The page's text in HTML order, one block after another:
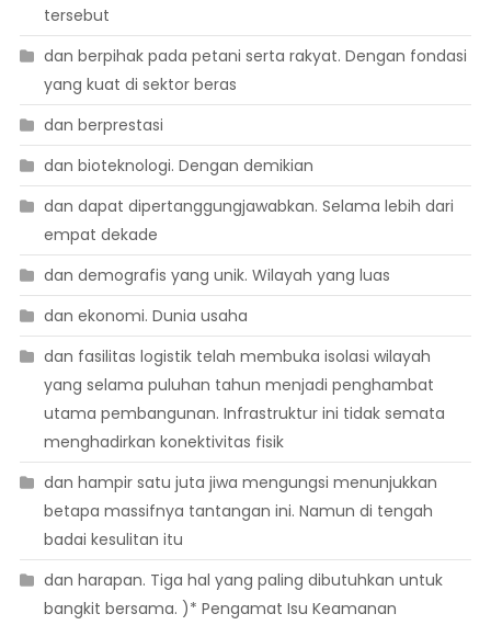
tersebut
dan berpihak pada petani serta rakyat. Dengan fondasi
yang kuat di sektor beras
dan berprestasi
dan bioteknologi. Dengan demikian
dan dapat dipertanggungjawabkan. Selama lebih dari
empat dekade
dan demografis yang unik. Wilayah yang luas
dan ekonomi. Dunia usaha
dan fasilitas logistik telah membuka isolasi wilayah
yang selama puluhan tahun menjadi penghambat
utama pembangunan. Infrastruktur ini tidak semata
menghadirkan konektivitas fisik
dan hampir satu juta jiwa mengungsi menunjukkan
betapa massifnya tantangan ini. Namun di tengah
badai kesulitan itu
dan harapan. Tiga hal yang paling dibutuhkan untuk
bangkit bersama. )* Pengamat Isu Keamanan